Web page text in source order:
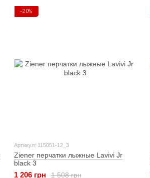
−20%
Артикул: 115051-12_3
Ziener перчатки лыжные Lavivi Jr
black 3
1 508 грн
1 206 грн